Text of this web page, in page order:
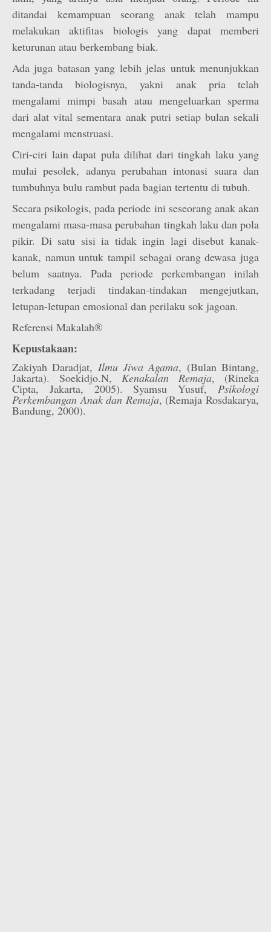
ditandai kemampuan seorang anak telah mampu
melakukan aktifitas biologis yang dapat memberi
keturunan atau berkembang biak.
Ada juga batasan yang lebih jelas untuk menunjukkan
tanda-tanda biologisnya, yakni anak pria telah
mengalami mimpi basah atau mengeluarkan sperma
dari alat vital sementara anak putri setiap bulan sekali
mengalami menstruasi.
Ciri-ciri lain dapat pula dilihat dari tingkah laku yang
mulai pesolek, adanya perubahan intonasi suara dan
tumbuhnya bulu rambut pada bagian tertentu di tubuh.
Secara psikologis, pada periode ini seseorang anak akan
mengalami masa-masa perubahan tingkah laku dan pola
pikir. Di satu sisi ia tidak ingin lagi disebut kanak-
kanak, namun untuk tampil sebagai orang dewasa juga
belum saatnya. Pada periode perkembangan inilah
terkadang terjadi tindakan-tindakan mengejutkan,
letupan-letupan emosional dan perilaku sok jagoan.
Referensi Makalah®
Kepustakaan:
Zakiyah Daradjat, Ilmu Jiwa Agama, (Bulan Bintang,
Jakarta). Soekidjo.N, Kenakalan Remaja, (Rineka
Cipta, Jakarta, 2005). Syamsu Yusuf, Psikologi
Perkembangan Anak dan Remaja, (Remaja Rosdakarya,
Bandung, 2000).